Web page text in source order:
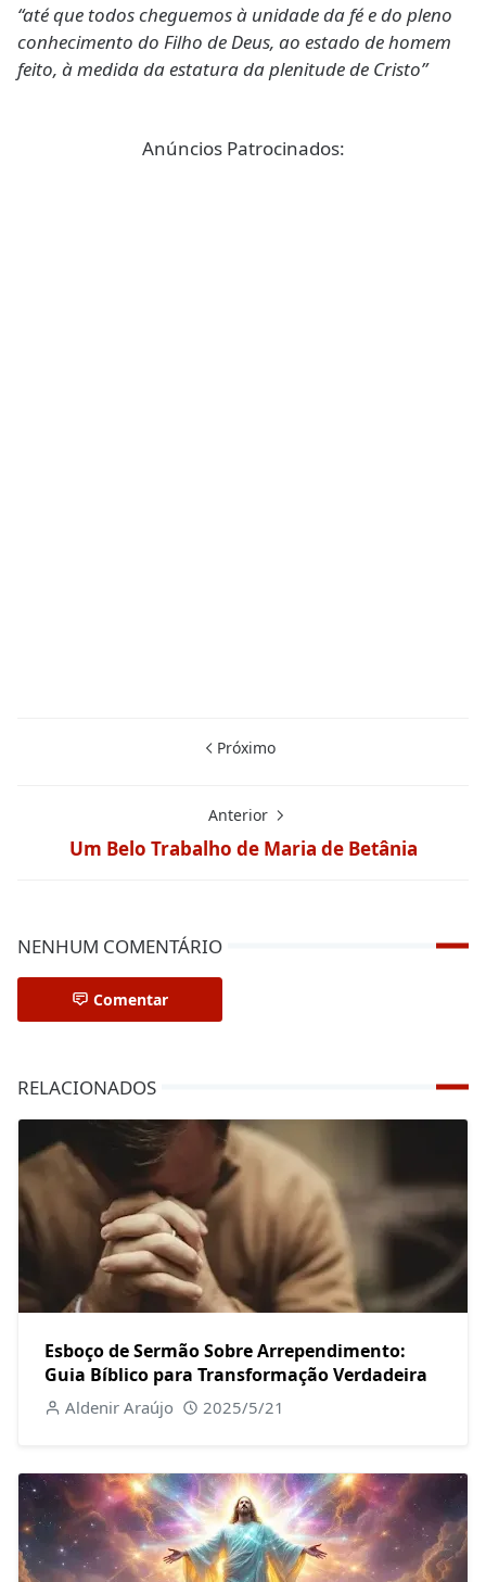
“até que todos cheguemos à unidade da fé e do pleno
conhecimento do Filho de Deus, ao estado de homem
feito, à medida da estatura da plenitude de Cristo”
Anúncios Patrocinados:
Próximo
Anterior
Um Belo Trabalho de Maria de Betânia
NENHUM COMENTÁRIO
Comentar
RELACIONADOS
Esboço de Sermão Sobre Arrependimento:
Guia Bíblico para Transformação Verdadeira
Aldenir Araújo 2025/5/21